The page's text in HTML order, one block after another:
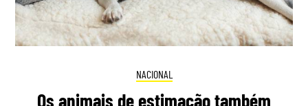
NACIONAL
Os animais de estimação também